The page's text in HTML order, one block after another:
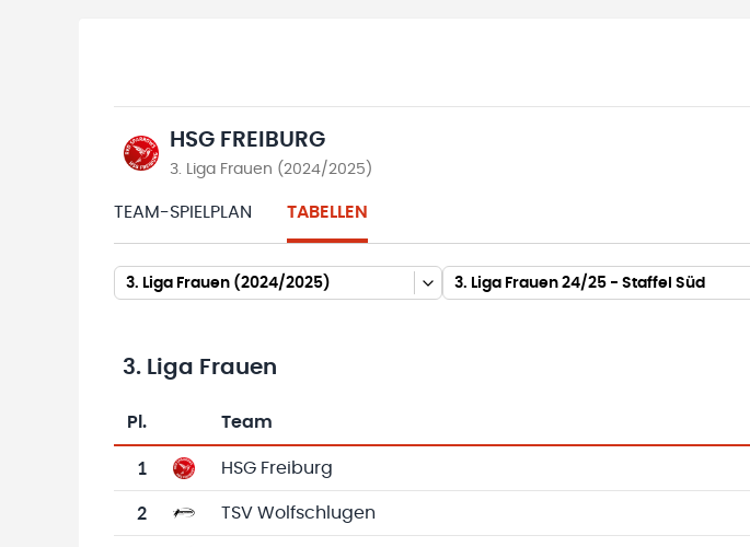
HSG FREIBURG
3. Liga Frauen (2024/2025)
TEAM-SPIELPLAN TABELLEN
3. Liga Frauen (2024/2025) 3. Liga Frauen 24/25 - Staffel Süd
3. Liga Frauen
Tabelle mit Vereinsplatzierungen, Spielen, Toren und Punkten
Pl. Team
1 HSG Freiburg
2 TSV Wolfschlugen